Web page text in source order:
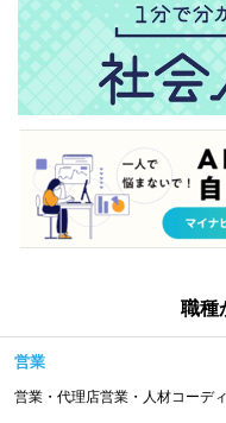
職種
営業
営業・代理店営業・人材コーデ